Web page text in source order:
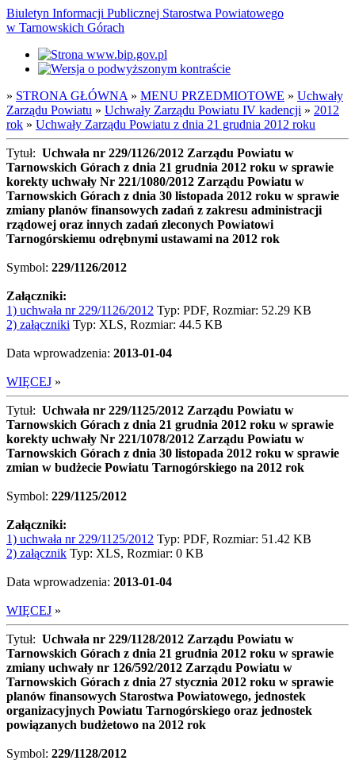
Biuletyn Informacji Publicznej Starostwa Powiatowego
w Tarnowskich Górach
» STRONA GŁÓWNA » MENU PRZEDMIOTOWE » Uchwały
Zarządu Powiatu » Uchwały Zarządu Powiatu IV kadencji » 2012
rok » Uchwały Zarządu Powiatu z dnia 21 grudnia 2012 roku
Tytuł: Uchwała nr 229/1126/2012 Zarządu Powiatu w
Tarnowskich Górach z dnia 21 grudnia 2012 roku w sprawie
korekty uchwały Nr 221/1080/2012 Zarządu Powiatu w
Tarnowskich Górach z dnia 30 listopada 2012 roku w sprawie
zmiany planów finansowych zadań z zakresu administracji
rządowej oraz innych zadań zleconych Powiatowi
Tarnogórskiemu odrębnymi ustawami na 2012 rok
Symbol: 229/1126/2012
Załączniki:
1) uchwała nr 229/1126/2012 Typ: PDF, Rozmiar: 52.29 KB
2) załączniki Typ: XLS, Rozmiar: 44.5 KB
Data wprowadzenia: 2013-01-04
WIĘCEJ »
Tytuł: Uchwała nr 229/1125/2012 Zarządu Powiatu w
Tarnowskich Górach z dnia 21 grudnia 2012 roku w sprawie
korekty uchwały Nr 221/1078/2012 Zarządu Powiatu w
Tarnowskich Górach z dnia 30 listopada 2012 roku w sprawie
zmian w budżecie Powiatu Tarnogórskiego na 2012 rok
Symbol: 229/1125/2012
Załączniki:
1) uchwała nr 229/1125/2012 Typ: PDF, Rozmiar: 51.42 KB
2) załącznik Typ: XLS, Rozmiar: 0 KB
Data wprowadzenia: 2013-01-04
WIĘCEJ »
Tytuł: Uchwała nr 229/1128/2012 Zarządu Powiatu w
Tarnowskich Górach z dnia 21 grudnia 2012 roku w sprawie
zmiany uchwały nr 126/592/2012 Zarządu Powiatu w
Tarnowskich Górach z dnia 27 stycznia 2012 roku w sprawie
planów finansowych Starostwa Powiatowego, jednostek
organizacyjnych Powiatu Tarnogórskiego oraz jednostek
powiązanych budżetowo na 2012 rok
Symbol: 229/1128/2012